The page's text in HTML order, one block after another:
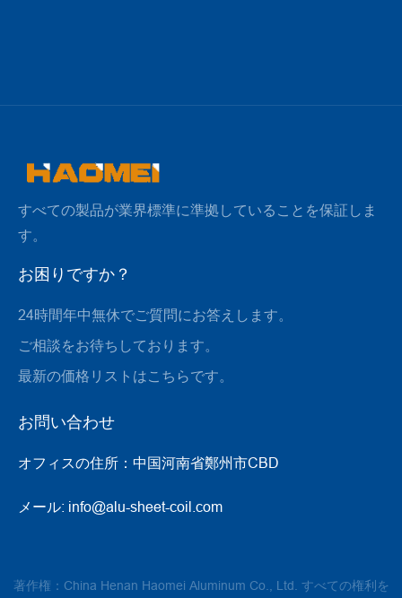
すべての製品が業界標準に準拠していることを保証しま
す。
お困りですか？
24時間年中無休でご質問にお答えします。
ご相談をお待ちしております。
最新の価格リストはこちらです。
お問い合わせ
オフィスの住所： 中国河南省鄭州市CBD
メール: info@alu-sheet-coil.com
著作権：China Henan Haomei Aluminum Co., Ltd. すべての権利を